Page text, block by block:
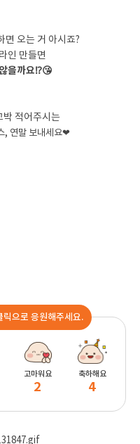
면 오는 거 아시죠?
인 만들면
을까요⁉😘
박 적어주시는
, 연말 보내세요❤
으로 응원해주세요.
고마워요
2
축하해요
4